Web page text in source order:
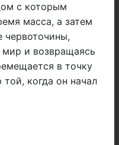
с которым
масса, а затем
червоточины,
мир и возвращаясь
в точку
когда он начал